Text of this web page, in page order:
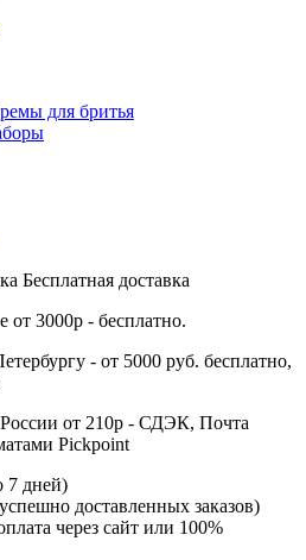
для бритья
Бесплатная доставка
от 3000р - бесплатно.
- от 5000 руб. бесплатно,
от 210р - СДЭК, Почта
Pickpoint
7 дней)
доставленных заказов)
через сайт или 100%